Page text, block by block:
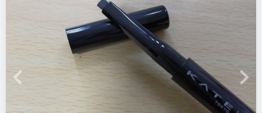
そんな時でも自然な立体眉で女性らしい目元を演出できちゃい
カラーも豊富にあり、自分にピッタリの色味を見つけることが
できますよ！
付属の筆がけっこう小さいのでお持ちのアイブロウブラシを使
うとより描きやすいとおもいます！
Previous Next